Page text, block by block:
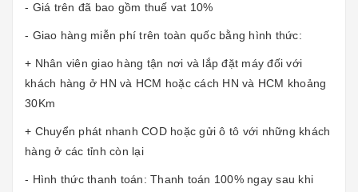
- Giá trên đã bao gồm thuế vat 10%
- Giao hàng miễn phí trên toàn quốc bằng hình thức:
+ Nhân viên giao hàng tận nơi và lắp đặt máy đối với
khách hàng ở HN và HCM hoặc cách HN và HCM khoảng
30Km
+ Chuyển phát nhanh COD hoặc gửi ô tô với những khách
hàng ở các tỉnh còn lại
- Hình thức thanh toán: Thanh toán 100% ngay sau khi